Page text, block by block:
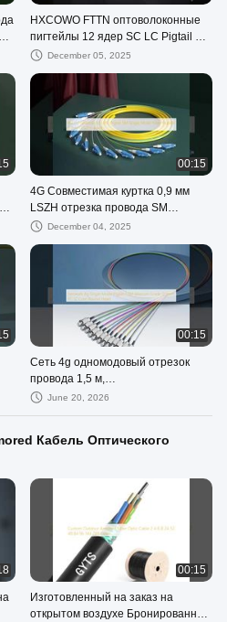
HXCOWO FTTN оптоволоконные
пигтейлы 12 ядер SC LC Pigtail ST
FC UPC/APC MM 50/125 62,5/125
December 05, 2025
00:15
4G Совместимая куртка 0,9 мм
LSZH отрезка провода SM
одномодового волокна LC UPC
December 04, 2025
00:15
Сеть 4g одномодовый отрезок
провода 1,5 м,
телекоммуникационная класс 0,9
June 20, 2026
Кабель Оптического
00:15
Изготовленный на заказ на
открытом воздухе Бронированный